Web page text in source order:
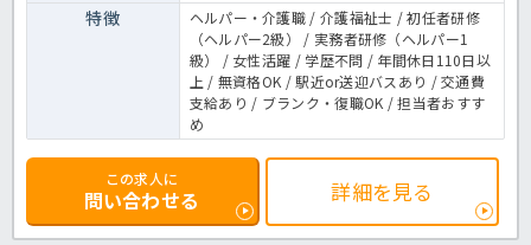
特徴
ヘルパー・介護職 / 介護福祉士 / 初任者研修
（ヘルパー2級） / 実務者研修（ヘルパー1
級） / 女性活躍 / 学歴不問 / 年間休日110日以
上 / 無資格OK / 駅近or送迎バスあり / 交通費
支給あり / ブランク・復職OK / 担当者おすす
め
この求人に
問い合わせる 詳細を見る